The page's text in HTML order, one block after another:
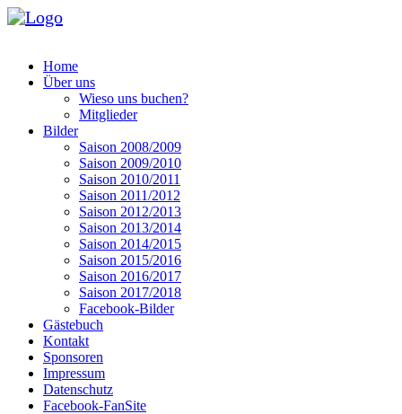
Home
Über uns
Wieso uns buchen?
Mitglieder
Bilder
Saison 2008/2009
Saison 2009/2010
Saison 2010/2011
Saison 2011/2012
Saison 2012/2013
Saison 2013/2014
Saison 2014/2015
Saison 2015/2016
Saison 2016/2017
Saison 2017/2018
Facebook-Bilder
Gästebuch
Kontakt
Sponsoren
Impressum
Datenschutz
Facebook-FanSite